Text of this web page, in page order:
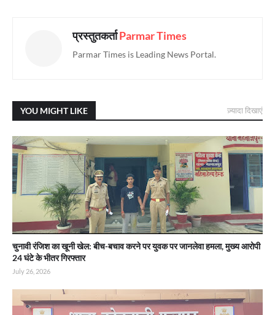
प्रस्तुतकर्ताParmar Times
Parmar Times is Leading News Portal.
YOU MIGHT LIKE ज़्यादा दिखाएं
चुनावी रंजिश का खूनी खेल: बीच-बचाव करने पर युवक पर जानलेवा हमला, मुख्य आरोपी
24 घंटे के भीतर गिरफ्तार
July 26, 2026